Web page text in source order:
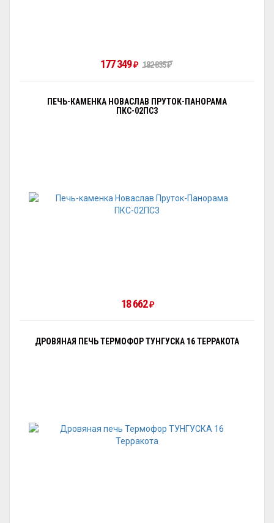
177 349₽ 182 835₽
ПЕЧЬ-КАМЕНКА НОВАСЛАВ ПРУТОК-ПАНОРАМА
ПКС-02ПС3
18 662₽
ДРОВЯНАЯ ПЕЧЬ ТЕРМОФОР ТУНГУСКА 16 ТЕРРАКОТА